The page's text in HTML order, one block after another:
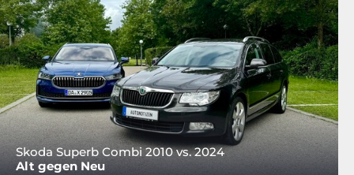
Skoda Superb Combi 2010 vs. 2024
Alt gegen Neu